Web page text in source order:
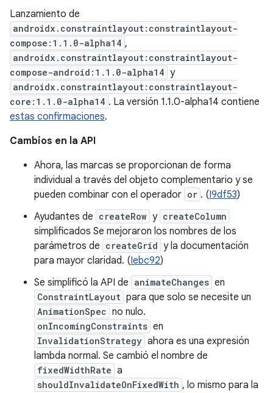
Lanzamiento de
androidx.constraintlayout:constraintlayout-
compose:1.1.0-alpha14 ,
androidx.constraintlayout:constraintlayout-
compose-android:1.1.0-alpha14 y
androidx.constraintlayout:constraintlayout-
core:1.1.0-alpha14 . La versión 1.1.0-alpha14 contiene
estas confirmaciones.
Cambios en la API
Ahora, las marcas se proporcionan de forma
individual a través del objeto complementario y se
pueden combinar con el operador or . (I9df53)
Ayudantes de createRow y createColumn
simplificados Se mejoraron los nombres de los
parámetros de createGrid y la documentación
para mayor claridad. (Iebc92)
Se simplificó la API de animateChanges en
ConstraintLayout para que solo se necesite un
AnimationSpec no nulo.
onIncomingConstraints en
InvalidationStrategy ahora es una expresión
lambda normal. Se cambió el nombre de
fixedWidthRate a
shouldInvalidateOnFixedWith , lo mismo para la